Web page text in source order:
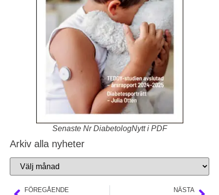
Senaste Nr DiabetologNytt i PDF
Arkiv alla nyheter
FÖREGÅENDE NÄSTA